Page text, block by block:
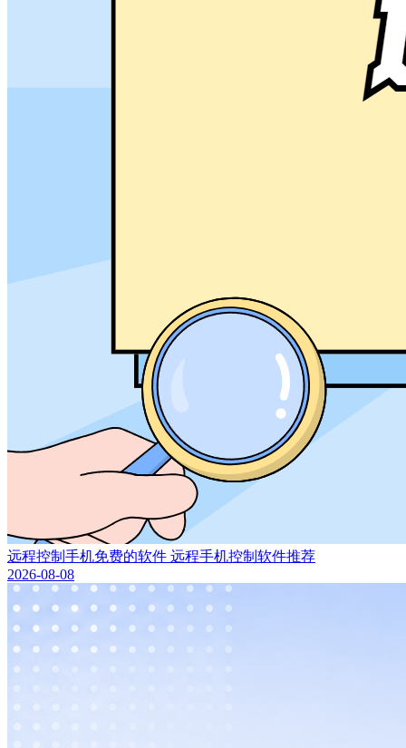
远程控制手机免费的软件 远程手机控制软件推荐
2026-08-08